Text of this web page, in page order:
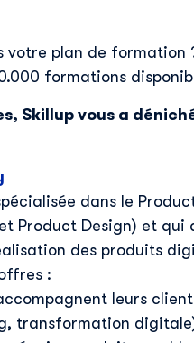
plan de formation
formations
Skillup vous a
dans le
Product Design) et qui
des produits
:
leurs
transformation